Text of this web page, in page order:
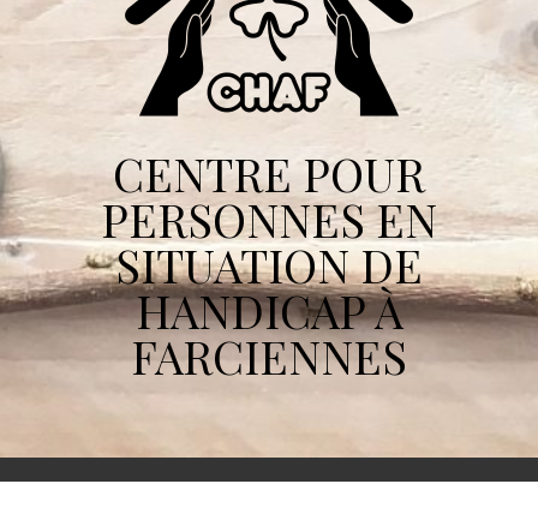
CENTRE POUR
PERSONNES EN
SITUATION DE
HANDICAP À
FARCIENNES